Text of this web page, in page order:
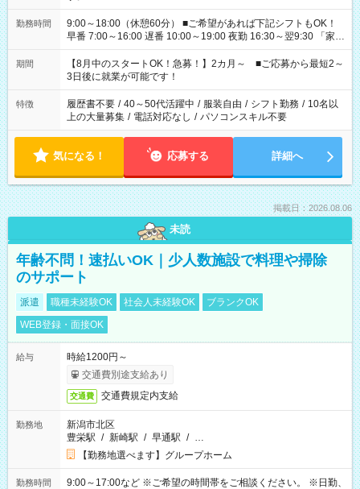
勤務時間
9:00～18:00（休憩60分） ■ご希望があれば下記シフトもOK！
早番 7:00～16:00 遅番 10:00～19:00 夜勤 16:30～翌9:30 「家族
と休みを合わせたい」 「余裕を持って夕飯の準備がしたい」
「できれば残業はしたくない」 など、ご希望を教えてください
ね。 ※Wワーク希望の方へ 今ご覧のお仕事で希望する勤務時間
と、もう1つのお仕事の勤務時間。 合計で週40時間を超える場
合は応募できません。
期間
【8月中のスタートOK！急募！】2カ月～ ■ご応募から最短2～
3日後に就業が可能です！
特徴 履歴書不要 / 40～50代活躍中 / 服装自由 / シフト勤務 / 10名以
上の大量募集 / 電話対応なし / パソコンスキル不要
気になる！ 応募する 詳細へ
掲載日：2026.08.06
未読
年齢不問！速払いOK｜少人数施設で料理や掃除
のサポート
派遣 職種未経験OK 社会人未経験OK
ブランクOK
WEB登録・面接OK
給与
時給1200円～
交通費別途支給あり
交通費 交通費規定内支給
勤務地
新潟市北区
豊栄駅 / 新崎駅 / 早通駅 / …
【勤務地選べます】グループホーム
勤務時間
9:00～17:00など ※ご希望の時間帯をご相談ください。 ※日勤、